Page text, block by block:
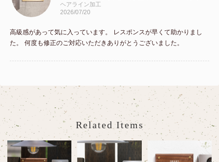
ヘアライン加工
2026/07/20
高級感があって気に入っています。 レスポンスが早くて助かりまし
た。 何度も修正のご対応いただきありがとうございました。
北欧風 おしゃれなタイル表札｜長方形（227mm）
ディープブラウン
2026/07/05
実物を見ることなく注文だったので、少し不安でしたが、注文してか
ら出来上がりのイメージがどんな感じか画像で送っていただき、どう
いう風になるのかイメージがしやすくとても良かったです。表札自体
もとてもしっかりしていて想像していた通りの好みのものになってい
Related Items